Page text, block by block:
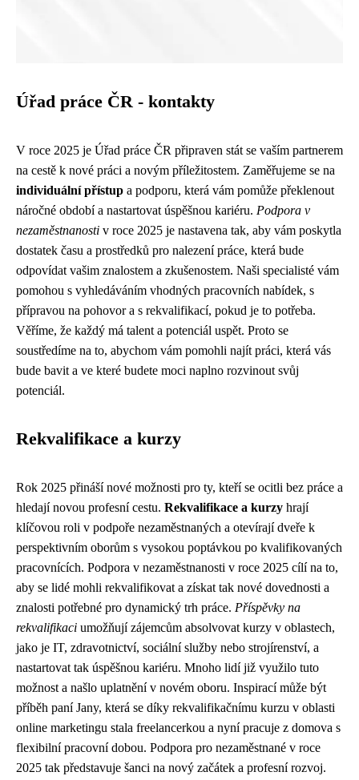
Úřad práce ČR - kontakty
V roce 2025 je Úřad práce ČR připraven stát se vaším partnerem
na cestě k nové práci a novým příležitostem. Zaměřujeme se na
individuální přístup a podporu, která vám pomůže překlenout
náročné období a nastartovat úspěšnou kariéru. Podpora v
nezaměstnanosti v roce 2025 je nastavena tak, aby vám poskytla
dostatek času a prostředků pro nalezení práce, která bude
odpovídat vašim znalostem a zkušenostem. Naši specialisté vám
pomohou s vyhledáváním vhodných pracovních nabídek, s
přípravou na pohovor a s rekvalifikací, pokud je to potřeba.
Věříme, že každý má talent a potenciál uspět. Proto se
soustředíme na to, abychom vám pomohli najít práci, která vás
bude bavit a ve které budete moci naplno rozvinout svůj
potenciál.
Rekvalifikace a kurzy
Rok 2025 přináší nové možnosti pro ty, kteří se ocitli bez práce a
hledají novou profesní cestu. Rekvalifikace a kurzy hrají
klíčovou roli v podpoře nezaměstnaných a otevírají dveře k
perspektivním oborům s vysokou poptávkou po kvalifikovaných
pracovnících. Podpora v nezaměstnanosti v roce 2025 cílí na to,
aby se lidé mohli rekvalifikovat a získat tak nové dovednosti a
znalosti potřebné pro dynamický trh práce. Příspěvky na
rekvalifikaci umožňují zájemcům absolvovat kurzy v oblastech,
jako je IT, zdravotnictví, sociální služby nebo strojírenství, a
nastartovat tak úspěšnou kariéru. Mnoho lidí již využilo tuto
možnost a našlo uplatnění v novém oboru. Inspirací může být
příběh paní Jany, která se díky rekvalifikačnímu kurzu v oblasti
online marketingu stala freelancerkou a nyní pracuje z domova s
flexibilní pracovní dobou. Podpora pro nezaměstnané v roce
2025 tak představuje šanci na nový začátek a profesní rozvoj.